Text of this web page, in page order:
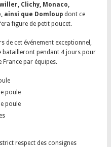
Clichy, Monaco,
ainsi que Domloupdont ce
figure de petit poucet.
cet événement exceptionnel,
batailleront pendant 4 jours pour
par équipes.
poule
poule
respect des consignes